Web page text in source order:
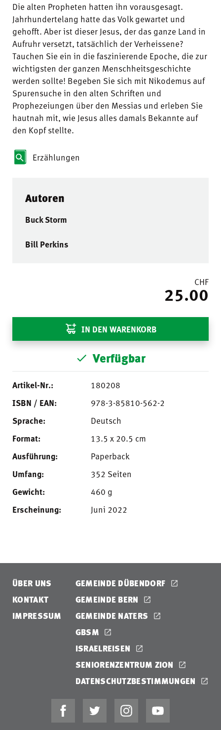
Die alten Propheten hatten ihn vorausgesagt.
Jahrhundertelang hatte das Volk gewartet und
gehofft. Aber ist dieser Jesus, der das ganze Land in
Aufruhr versetzt, tatsächlich der Verheissene?
Tauchen Sie ein in die faszinierende Epoche, die zur
wichtigsten der ganzen Menschheitsgeschichte
werden sollte! Begeben Sie sich mit Nikodemus auf
Spurensuche in den alten Schriften und
Prophezeiungen über den Messias und erleben Sie
hautnah mit, wie Jesus alles damals Bekannte auf
den Kopf stellte.
Erzählungen
Autoren
Buck Storm
Bill Perkins
CHF
25.00
IN DEN WARENKORB
Verfügbar
Artikel-Nr.:
180208
ISBN / EAN:
978-3-85810-562-2
Sprache:
Deutsch
Format:
13.5 x 20.5 cm
Ausführung:
Paperback
Umfang:
352 Seiten
Gewicht:
460 g
Erscheinung:
Juni 2022
ÜBER UNS
KONTAKT
IMPRESSUM
GEMEINDE DÜBENDORF
GEMEINDE BERN
GEMEINDE NATERS
GBSM
ISRAELREISEN
SENIORENZENTRUM ZION
DATENSCHUTZBESTIMMUNGEN